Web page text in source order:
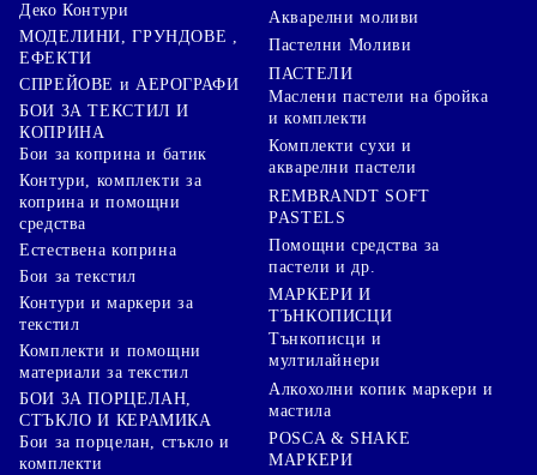
Деко Контури
МОДЕЛИНИ, ГРУНДОВЕ ,
ЕФЕКТИ
СПРЕЙОВЕ и АЕРОГРАФИ
БОИ ЗА ТЕКСТИЛ И
КОПРИНА
Бои за коприна и батик
Контури, комплекти за
коприна и помощни
средства
Естествена коприна
Бои за текстил
Контури и маркери за
текстил
Комплекти и помощни
материали за текстил
БОИ ЗА ПОРЦЕЛАН,
СТЪКЛО И КЕРАМИКА
Бои за порцелан, стъкло и
комплекти
Акварелни моливи
Пастелни Моливи
ПАСТЕЛИ
Маслени пастели на бройка
и комплекти
Комплекти сухи и
акварелни пастели
REMBRANDT SOFT
PASTELS
Помощни средства за
пастели и др.
МАРКЕРИ И
ТЪНКОПИСЦИ
Тънкописци и
мултилайнери
Алкохолни копик маркери и
мастила
POSCA & SHAKE
МАРКЕРИ